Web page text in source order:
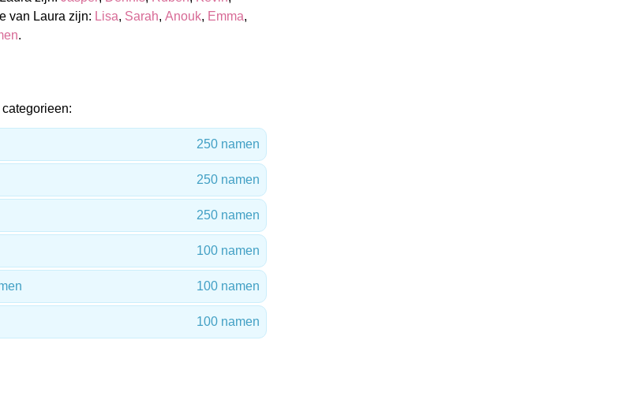
van Laura zijn: Lisa, Sarah, Anouk, Emma,
.
250 namen
250 namen
250 namen
100 namen
100 namen
100 namen